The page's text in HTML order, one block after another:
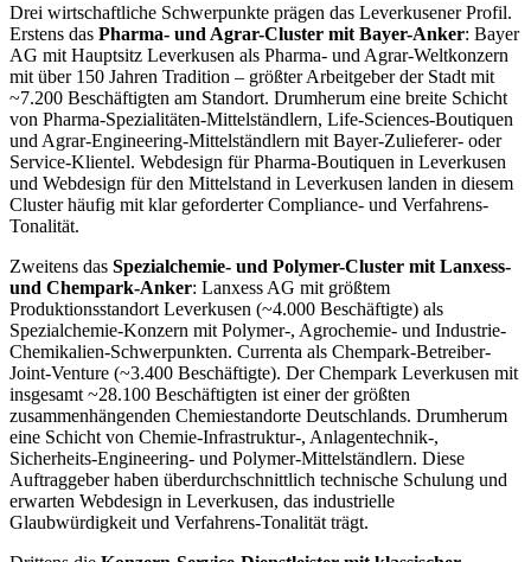
Drei wirtschaftliche Schwerpunkte prägen das Leverkusener Profil.
Erstens das Pharma- und Agrar-Cluster mit Bayer-Anker: Bayer
AG mit Hauptsitz Leverkusen als Pharma- und Agrar-Weltkonzern
mit über 150 Jahren Tradition – größter Arbeitgeber der Stadt mit
~7.200 Beschäftigten am Standort. Drumherum eine breite Schicht
von Pharma-Spezialitäten-Mittelständlern, Life-Sciences-Boutiquen
und Agrar-Engineering-Mittelständlern mit Bayer-Zulieferer- oder
Service-Klientel. Webdesign für Pharma-Boutiquen in Leverkusen
und Webdesign für den Mittelstand in Leverkusen landen in diesem
Cluster häufig mit klar geforderter Compliance- und Verfahrens-
Tonalität.
Zweitens das Spezialchemie- und Polymer-Cluster mit Lanxess-
und Chempark-Anker: Lanxess AG mit größtem
Produktionsstandort Leverkusen (~4.000 Beschäftigte) als
Spezialchemie-Konzern mit Polymer-, Agrochemie- und Industrie-
Chemikalien-Schwerpunkten. Currenta als Chempark-Betreiber-
Joint-Venture (~3.400 Beschäftigte). Der Chempark Leverkusen mit
insgesamt ~28.100 Beschäftigten ist einer der größten
zusammenhängenden Chemiestandorte Deutschlands. Drumherum
eine Schicht von Chemie-Infrastruktur-, Anlagentechnik-,
Sicherheits-Engineering- und Polymer-Mittelständlern. Diese
Auftraggeber haben überdurchschnittlich technische Schulung und
erwarten Webdesign in Leverkusen, das industrielle
Glaubwürdigkeit und Verfahrens-Tonalität trägt.